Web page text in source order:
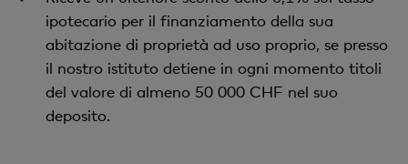
ipotecario per il finanziamento della sua
abitazione di proprietà ad uso proprio, se presso
il nostro istituto detiene in ogni momento titoli
del valore di almeno 50 000 CHF nel suo
deposito.